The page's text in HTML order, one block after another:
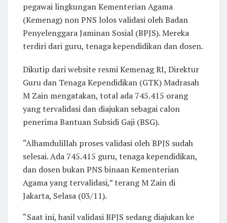
pegawai lingkungan Kementerian Agama
(Kemenag) non PNS lolos validasi oleh Badan
Penyelenggara Jaminan Sosial (BPJS). Mereka
terdiri dari guru, tenaga kependidikan dan dosen.
Dikutip dari website resmi Kemenag RI, Direktur
Guru dan Tenaga Kependidikan (GTK) Madrasah
M Zain mengatakan, total ada 745.415 orang
yang tervalidasi dan diajukan sebagai calon
penerima Bantuan Subsidi Gaji (BSG).
“Alhamdulillah proses validasi oleh BPJS sudah
selesai. Ada 745.415 guru, tenaga kependidikan,
dan dosen bukan PNS binaan Kementerian
Agama yang tervalidasi,” terang M Zain di
Jakarta, Selasa (03/11).
“Saat ini, hasil validasi BPJS sedang diajukan ke